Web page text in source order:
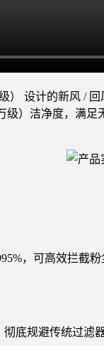
） 设计的新风 /
）洁净度，满
，可高效拦
底规避传统过